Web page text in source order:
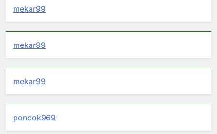
mekar99
mekar99
mekar99
pondok969